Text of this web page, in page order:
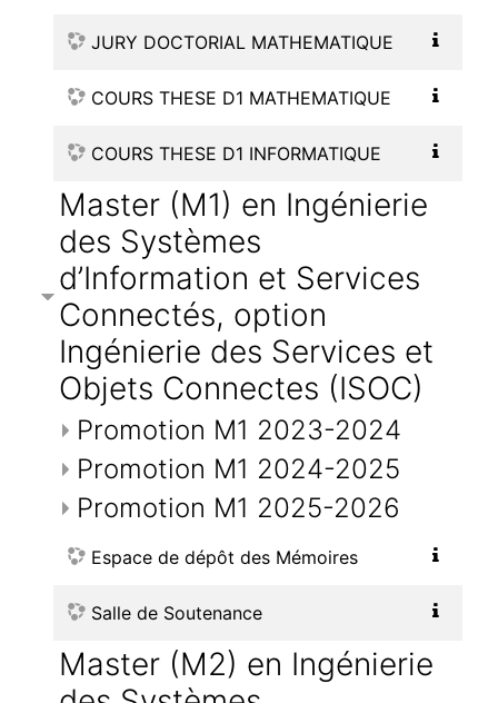
JURY DOCTORIAL MATHEMATIQUE
COURS THESE D1 MATHEMATIQUE
COURS THESE D1 INFORMATIQUE
Master (M1) en Ingénierie
des Systèmes
d’Information et Services
Connectés, option
Ingénierie des Services et
Objets Connectes (ISOC)
Promotion M1 2023-2024
Promotion M1 2024-2025
Promotion M1 2025-2026
Espace de dépôt des Mémoires
Salle de Soutenance
Master (M2) en Ingénierie